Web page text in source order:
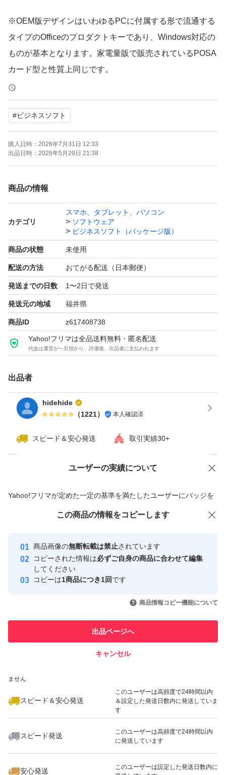
※OEM版デザインはいわゆるPCに付属する形で流通する
タイプのOfficeのプロダクトキーであり、Windows対応の
ものが基本となります。家電量販で販売されているPOSA
カード型と性質上同じです。
1ユーザー PC2台
★商品説明
Word2024
Excel2024
Outlook2024
インストールはPCの動作環境をご確認のうえで行ってく
ださい。
※まったく認証（1台目のインストール作業時）されない
ものは返金対応となります。
そのさい、内容確認のためプラダクトキー記載のカードを
当方まで返送願います。それ以外の認証エラー、トラブル
が起きても返金対象とはなりません。
はご遠慮ください。
＜お取引＞
・クラッチ部分が削られていない未使用品につき、いかな
る理由でも返品・返金はお断りします。。
・神経質な方は家電量販店か、マイクロソフト公式ホーム
#ビジネスソフト
購入日時： 2026年7月31日 12:33
出品日時： 2026年5月29日 21:38
商品の情報
カテゴリ
スマホ、タブレット、パソコン
ソフトウェア
ビジネスソフト（パッケージ版）
商品の状態 未使用
配送の方法 おてがる配送（日本郵便）
発送までの日数 1〜2日で発送
発送元の地域 福井県
商品ID z617408738
Yahoo!フリマは全品送料無料・匿名配送
代金は運営が一旦預かり、評価後、出品者に支払われます
出品者
hidehide
（1221） 本人確認済
スピード＆安心発送 取引実績30+
ユーザーの実績について
Yahoo!フリマが定めた一定の基準を満たしたユーザーにバッジを
付与しています
安心取引出品者
心・安全なユーザーです
取引実績
引を完了させた実績があります
での取引実績があります
ません
スピード＆安心発送
このユーザーは高頻度で24時間以内
＆設定した発送日数内に発送していま
す
スピード発送
このユーザーは高頻度で24時間以内
に発送しています
安心発送
このユーザーは設定した発送日数内に
価格の相談 商品への質問
この商品の情報をコピーします
商品画像の無断転載は禁止されています
コピーされた情報は必ずご自身の商品に合わせて編集
してください
コピーは1商品につき1回です
商品情報コピー機能について
出品ページへ
キャンセル
この商品をみている人にオススメ
いいね！
29,500